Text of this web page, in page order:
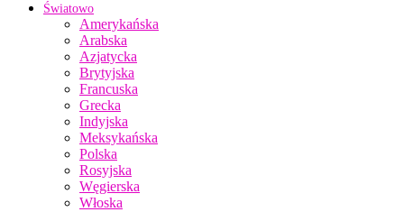
Światowo
Amerykańska
Arabska
Azjatycka
Brytyjska
Francuska
Grecka
Indyjska
Meksykańska
Polska
Rosyjska
Węgierska
Włoska